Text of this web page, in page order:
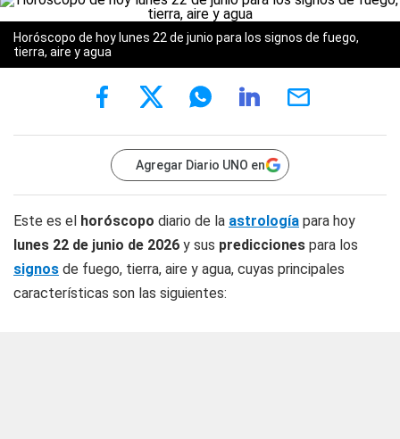
Horóscopo de hoy lunes 22 de junio para los signos de fuego,
tierra, aire y agua
Agregar Diario UNO en
Este es el horóscopo diario de la astrología para hoy
lunes 22 de junio de 2026 y sus predicciones para los
signos de fuego, tierra, aire y agua, cuyas principales
características son las siguientes: